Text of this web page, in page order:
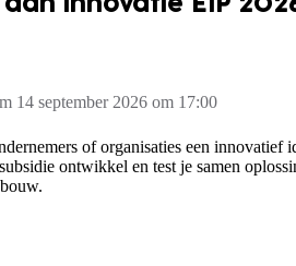
innovatie EIP
14 september 2026 om 17:00
of organisaties een innovatief
ontwikkel en test je samen